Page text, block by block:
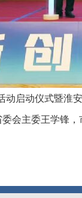
动启动仪式暨
会主委王学锋